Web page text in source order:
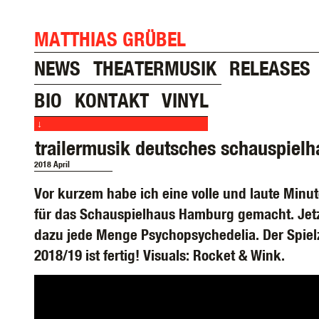
MATTHIAS GRÜBEL
NEWS THEATERMUSIK RELEASES
BIO
KONTAKT VINYL
↓
trailermusik deutsches
2018 April
Vor kurzem habe ich eine volle und laute
für das Schauspielhaus Hamburg gemacht.
dazu jede Menge Psychopsychedelia. Der
2018/19 ist fertig! Visuals: Rocket & Wink.